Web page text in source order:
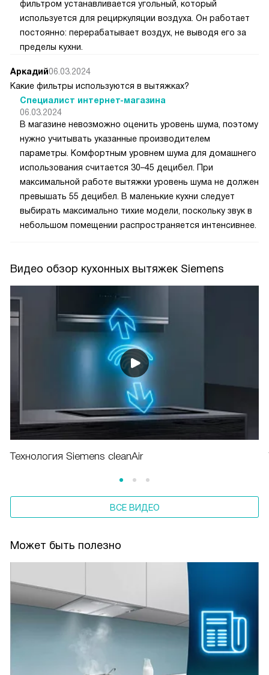
фильтром устанавливается угольный, который
используется для рециркуляции воздуха. Он работает
постоянно: перерабатывает воздух, не выводя его за
пределы кухни.
Аркадий06.03.2024
Какие фильтры используются в вытяжках?
Специалист интернет-магазина
06.03.2024
В магазине невозможно оценить уровень шума, поэтому
нужно учитывать указанные производителем
параметры. Комфортным уровнем шума для домашнего
использования считается 30–45 децибел. При
максимальной работе вытяжки уровень шума не должен
превышать 55 децибел. В маленькие кухни следует
выбирать максимально тихие модели, поскольку звук в
небольшом помещении распространяется интенсивнее.
Видео обзор кухонных вытяжек Siemens
Технология Siemens cleanAir
ВСЕ ВИДЕО
Может быть полезно